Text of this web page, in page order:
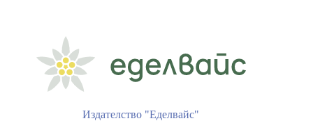
Издателство "Еделвайс"